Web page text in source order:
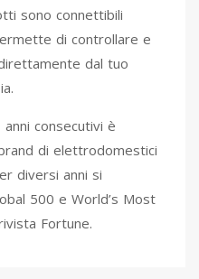
sono connettibili
di controllare e
dal tuo
consecutivi è
di elettrodomestici
diversi anni si
500 e World’s Most
Fortune.